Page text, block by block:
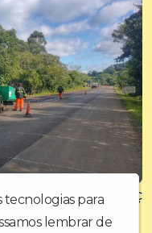
obras e
tecnologias para
lembrar de